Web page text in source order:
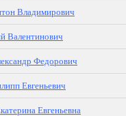
Владимирович
Федорович
Евгеньевич
Евгеньевна